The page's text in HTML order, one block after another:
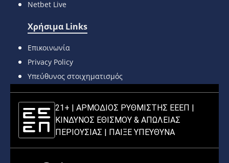
Netbet Live
Χρήσιμα Links
Επικοινωνία
Privacy Policy
Υπεύθυνος στοιχηματισμός
21+ | ΑΡΜΟΔΙΟΣ ΡΥΘΜΙΣΤΗΣ ΕΕΕΠ |
ΚΙΝΔΥΝΟΣ ΕΘΙΣΜΟΥ & ΑΠΩΛΕΙΑΣ
ΠΕΡΙΟΥΣΙΑΣ | ΠΑΙΞΕ ΥΠΕΥΘΥΝΑ